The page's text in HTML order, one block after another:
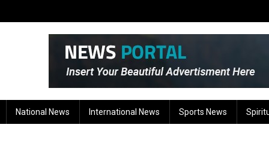
National News International News Sports News